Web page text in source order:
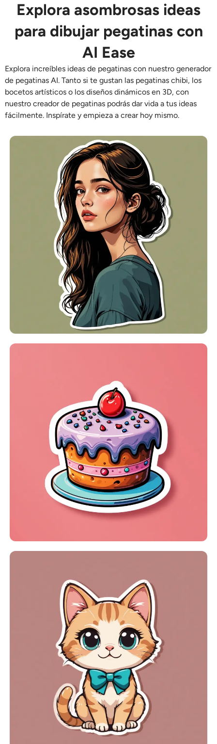
Explora asombrosas ideas
para dibujar pegatinas con
AI Ease
Explora increíbles ideas de pegatinas con nuestro generador
de pegatinas AI. Tanto si te gustan las pegatinas chibi, los
bocetos artísticos o los diseños dinámicos en 3D, con
nuestro creador de pegatinas podrás dar vida a tus ideas
fácilmente. Inspírate y empieza a crear hoy mismo.